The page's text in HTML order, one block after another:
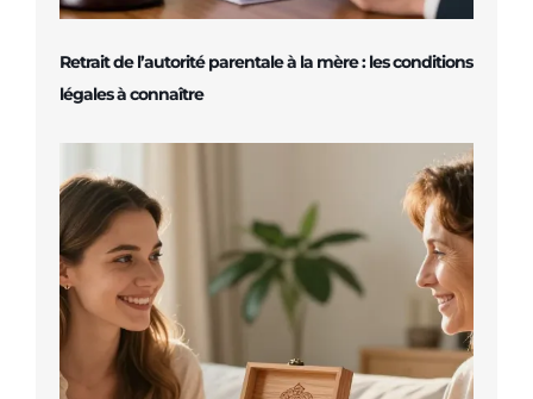
Retrait de l’autorité parentale à la mère : les conditions
légales à connaître